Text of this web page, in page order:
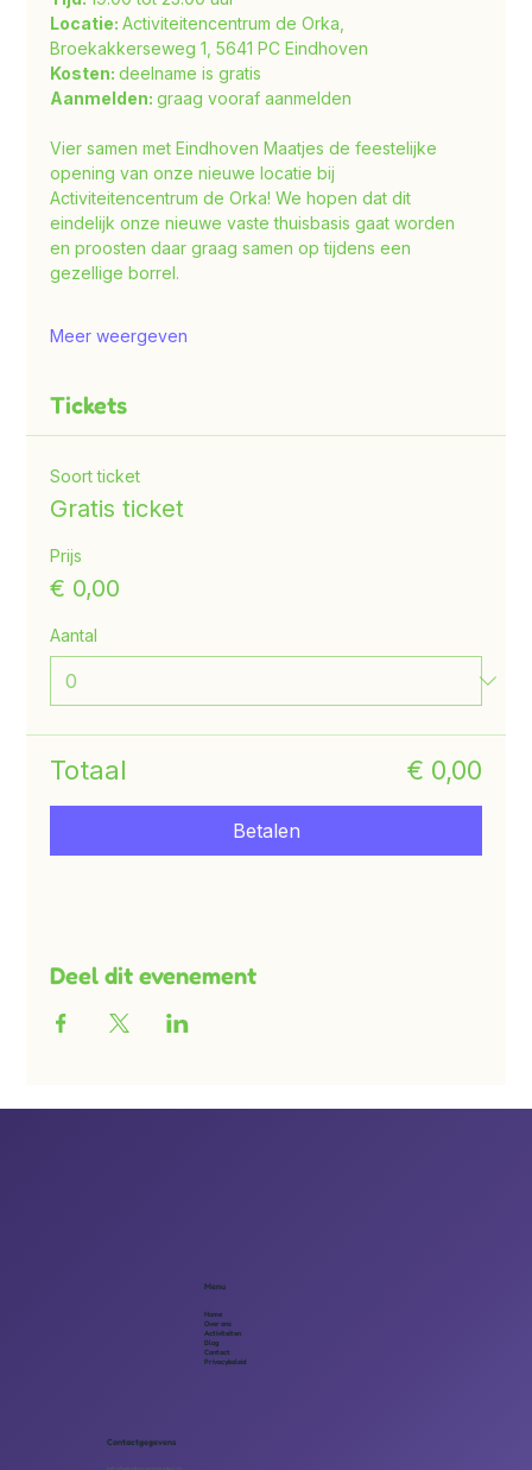
Locatie: Activiteitencentrum de Orka,
Broekakkerseweg 1, 5641 PC Eindhoven
Kosten: deelname is gratis
Aanmelden: graag vooraf aanmelden
Vier samen met Eindhoven Maatjes de feestelijke
opening van onze nieuwe locatie bij
Activiteitencentrum de Orka! We hopen dat dit
eindelijk onze nieuwe vaste thuisbasis gaat worden
en proosten daar graag samen op tijdens een
gezellige borrel.
Meer weergeven
Tickets
Soort ticket
Gratis ticket
Prijs
€ 0,00
Aantal
Totaal € 0,00
Betalen
Deel dit evenement
Menu
Home
Over ons
Activiteiten
Blog
Contact
Privacybeleid
Contactgegevens